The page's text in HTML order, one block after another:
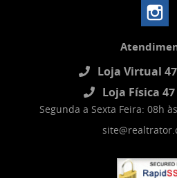
Loja Virtual
Loja Física
Segunda a Sexta Feira: 08h